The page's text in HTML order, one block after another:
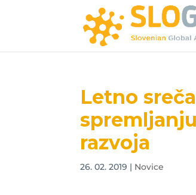
Letno
razvoja
26. 02. 2019 | Novice